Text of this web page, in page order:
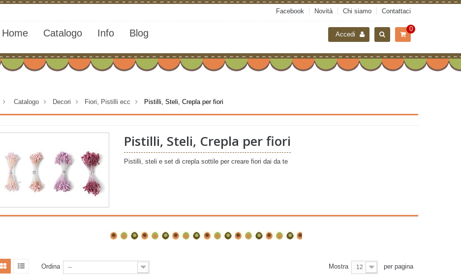
Facebook Novità Chi siamo Contattaci
0
Home Catalogo Info Blog Accedi
> Catalogo > Decori > Fiori, Pistilli ecc > Pistilli, Steli, Crepla per fiori
Pistilli, Steli, Crepla per fiori
Pistilli, steli e set di crepla sottile per creare fiori dai da te
Ordina -- Mostra 12 per pagina